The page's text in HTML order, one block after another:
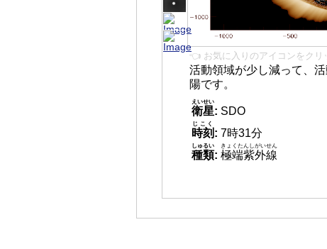
👈 お気に入りのアイコンをクリ
活動領域が少し減って、
陽です。
衛星
えいせい
: SDO
時刻
じこく
: 7時31分
種類
しゅるい
: 極端紫外線
きょくたんしがいせん